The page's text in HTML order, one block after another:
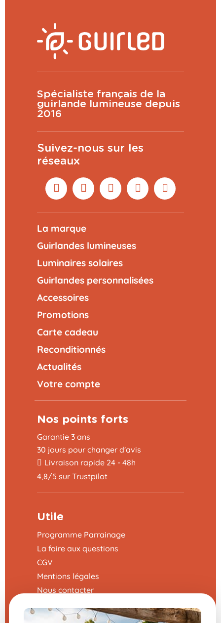
Spécialiste français de la
guirlande lumineuse depuis
2016
Suivez-nous sur les
réseaux
La marque
Guirlandes lumineuses
Luminaires solaires
Guirlandes personnalisées
Accessoires
Promotions
Carte cadeau
Reconditionnés
Actualités
Votre compte
Nos points forts
Garantie 3 ans
30 jours pour changer d'avis
Livraison rapide 24 - 48h
4,8/5 sur Trustpilot
Utile
Programme Parrainage
La foire aux questions
CGV
Mentions légales
Nous contacter
cookies